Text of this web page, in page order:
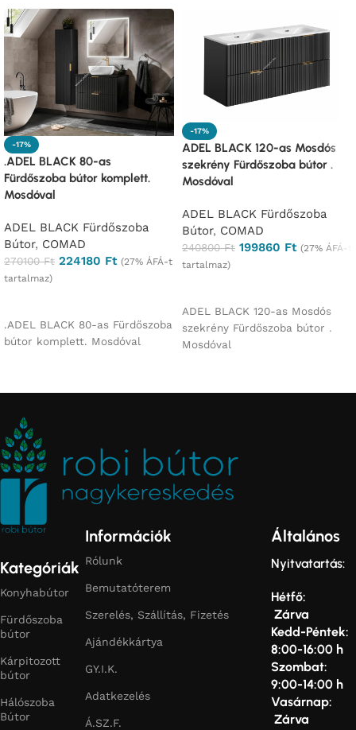
-17%
.ADEL BLACK 80-as
Fürdőszoba bútor komplett.
Mosdóval
ADEL BLACK Fürdőszoba
Bútor, COMAD
270100Ft 224180 Ft (27% ÁFÁ-t
tartalmaz)
.ADEL BLACK 80-as Fürdőszoba
bútor komplett. Mosdóval
-17%
ADEL BLACK 120-as Mosdós
szekrény Fürdőszoba bútor .
Mosdóval
ADEL BLACK Fürdőszoba
Bútor, COMAD
240800Ft 199860 Ft (27% ÁFÁ-t
tartalmaz)
ADEL BLACK 120-as Mosdós
szekrény Fürdőszoba bútor .
Mosdóval
Kategóriák
Konyhabútor
Fürdőszoba
bútor
Kárpitozott
bútor
Hálószoba
Bútor
Információk
Rólunk
Bemutatóterem
Szerelés, Szállítás, Fizetés
Ajándékkártya
GY.I.K.
Adatkezelés
Á.SZ.F.
Általános
Nyitvatartás:
Hétfő:
Zárva
Kedd-Péntek:
8:00-16:00 h
Szombat:
9:00-14:00 h
Vasárnap:
Zárva